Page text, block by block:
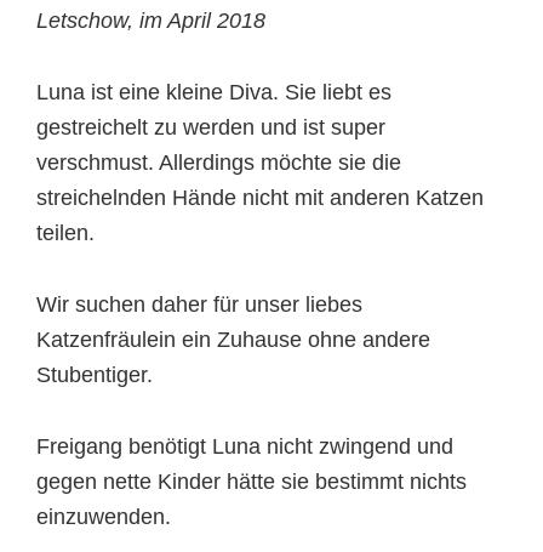
Letschow, im April 2018
Luna ist eine kleine Diva. Sie liebt es
gestreichelt zu werden und ist super
verschmust. Allerdings möchte sie die
streichelnden Hände nicht mit anderen Katzen
teilen.
Wir suchen daher für unser liebes
Katzenfräulein ein Zuhause ohne andere
Stubentiger.
Freigang benötigt Luna nicht zwingend und
gegen nette Kinder hätte sie bestimmt nichts
einzuwenden.